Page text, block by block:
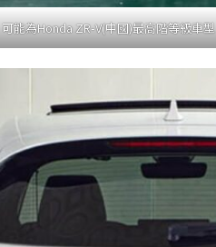
可能為Honda ZR-V(中國)最高階等級車